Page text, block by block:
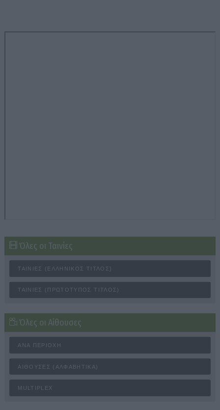
Όλες οι Ταινίες
ΤΑΙΝΊΕΣ (ΕΛΛΗΝΙΚΌΣ ΤΊΤΛΟΣ)
ΤΑΙΝΊΕΣ (ΠΡΩΤΌΤΥΠΟΣ ΤΊΤΛΟΣ)
Όλες οι Αίθουσες
ΑΝΆ ΠΕΡΙΟΧΉ
ΑΊΘΟΥΣΕΣ (ΑΛΦΑΒΗΤΙΚΆ)
MULTIPLEX